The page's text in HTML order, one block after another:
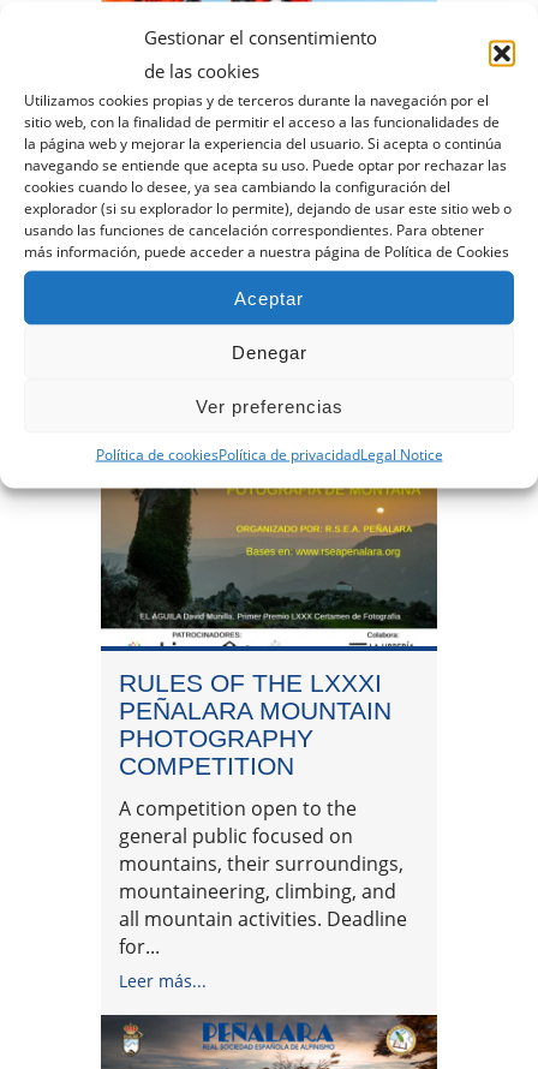
Gestionar el consentimiento
de las cookies
Utilizamos cookies propias y de terceros durante la navegación por el
sitio web, con la finalidad de permitir el acceso a las funcionalidades de
la página web y mejorar la experiencia del usuario. Si acepta o continúa
navegando se entiende que acepta su uso. Puede optar por rechazar las
cookies cuando lo desee, ya sea cambiando la configuración del
explorador (si su explorador lo permite), dejando de usar este sitio web o
usando las funciones de cancelación correspondientes. Para obtener
más información, puede acceder a nuestra página de Política de Cookies
Aceptar
Denegar
Ver preferencias
Política de cookiesPolítica de privacidadLegal Notice
Carlos Soria reaches the
summit of Manaslu, 50
years later.
Fifty years after the first Spanish
ascent of an eight-thousander,
Carlos Soria, 86, a participant in
this first expedition, paid...
RULES OF THE LXXXI
PEÑALARA MOUNTAIN
PHOTOGRAPHY
COMPETITION
A competition open to the
general public focused on
mountains, their surroundings,
mountaineering, climbing, and
all mountain activities. Deadline
for...
Leer más...